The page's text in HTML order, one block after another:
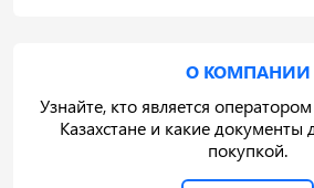
О КОМПАНИИ
Узнайте, кто является
Казахстане и какие документы
покупкой.